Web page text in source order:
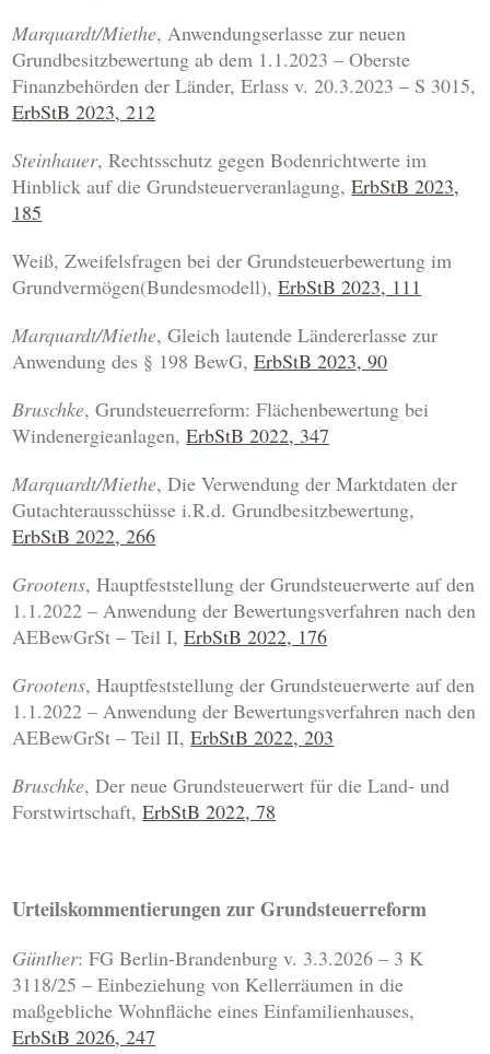
Marquardt/Miethe, Anwendungserlasse zur neuen
Grundbesitzbewertung ab dem 1.1.2023 – Oberste
Finanzbehörden der Länder, Erlass v. 20.3.2023 – S 3015,
ErbStB 2023, 212
Steinhauer, Rechtsschutz gegen Bodenrichtwerte im
Hinblick auf die Grundsteuerveranlagung,ErbStB 2023,
185
Weiß, Zweifelsfragen bei der Grundsteuerbewertung im
Grundvermögen(Bundesmodell),ErbStB 2023, 111
Marquardt/Miethe, Gleich lautende Ländererlasse zur
Anwendung des § 198 BewG,ErbStB 2023, 90
Bruschke, Grundsteuerreform: Flächenbewertung bei
Windenergieanlagen,ErbStB 2022, 347
Marquardt/Miethe, Die Verwendung der Marktdaten der
Gutachterausschüsse i.R.d. Grundbesitzbewertung,
ErbStB 2022, 266
Grootens, Hauptfeststellung der Grundsteuerwerte auf den
1.1.2022 – Anwendung der Bewertungsverfahren nach den
AEBewGrSt – Teil I,ErbStB 2022, 176
Grootens, Hauptfeststellung der Grundsteuerwerte auf den
1.1.2022 – Anwendung der Bewertungsverfahren nach den
AEBewGrSt – Teil II,ErbStB 2022, 203
Bruschke, Der neue Grundsteuerwert für die Land- und
Forstwirtschaft,ErbStB 2022, 78
Urteilskommentierungen zur Grundsteuerreform
Günther: FG Berlin-Brandenburg v. 3.3.2026 – 3 K
3118/25 – Einbeziehung von Kellerräumen in die
maßgebliche Wohnfläche eines Einfamilienhauses,
ErbStB 2026, 247